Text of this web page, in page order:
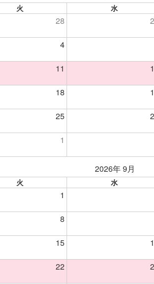
火 水
28
4
11
18
25
1
2026年 9月
火 水
1
8
15
22